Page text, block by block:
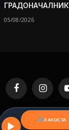
05/08/2026
Facebook
ЛАКОСТА